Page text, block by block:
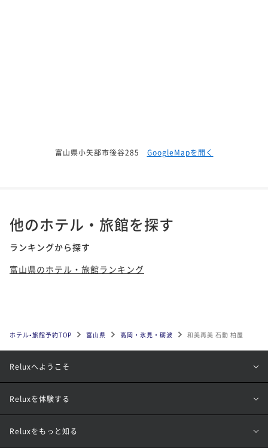
富山県小矢部市後谷285 GoogleMapを開く
他のホテル・旅館を探す
ランキングから探す
富山県のホテル・旅館ランキング
ホテル•旅館予約TOP 富山県 高岡・氷見・砺波 和美再美 石動 柏屋
Reluxへようこそ
Reluxを体験する
Reluxをもっと知る